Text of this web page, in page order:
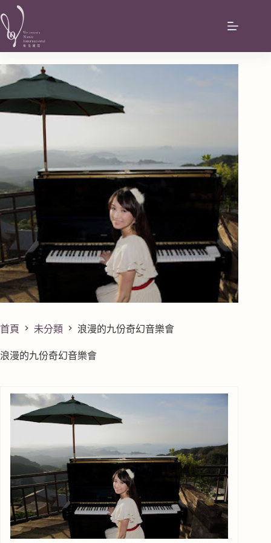
首頁 未分類 浪漫的九份奇幻音樂會
浪漫的九份奇幻音樂會